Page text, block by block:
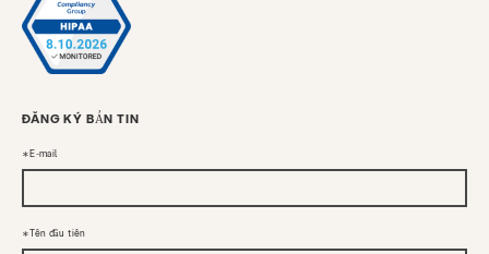
ĐĂNG KÝ BẢN TIN
E-mail
Tên đầu tiên